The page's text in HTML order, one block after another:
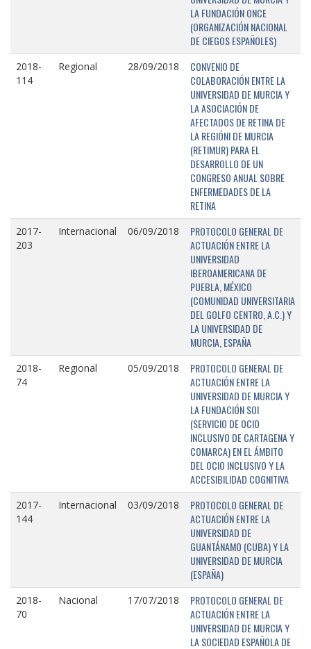
LA FUNDACIÓN ONCE
(ORGANIZACIÓN NACIONAL
DE CIEGOS ESPAÑOLES)
2018-
114
Regional 28/09/2018
CONVENIO DE
COLABORACIÓN ENTRE LA
UNIVERSIDAD DE MURCIA Y
LA ASOCIACIÓN DE
AFECTADOS DE RETINA DE
LA REGIÓNI DE MURCIA
(RETIMUR) PARA EL
DESARROLLO DE UN
CONGRESO ANUAL SOBRE
ENFERMEDADES DE LA
RETINA
2017-
203
Internacional 06/09/2018
PROTOCOLO GENERAL DE
ACTUACIÓN ENTRE LA
UNIVERSIDAD
IBEROAMERICANA DE
PUEBLA, MÉXICO
(COMUNIDAD UNIVERSITARIA
DEL GOLFO CENTRO, A.C.) Y
LA UNIVERSIDAD DE
MURCIA, ESPAÑA
2018-
74
Regional 05/09/2018
PROTOCOLO GENERAL DE
ACTUACIÓN ENTRE LA
UNIVERSIDAD DE MURCIA Y
LA FUNDACIÓN SOI
(SERVICIO DE OCIO
INCLUSIVO DE CARTAGENA Y
COMARCA) EN EL ÁMBITO
DEL OCIO INCLUSIVO Y LA
ACCESIBILIDAD COGNITIVA
2017-
144
Internacional 03/09/2018
PROTOCOLO GENERAL DE
ACTUACIÓN ENTRE LA
UNIVERSIDAD DE
GUANTÁNAMO (CUBA) Y LA
UNIVERSIDAD DE MURCIA
(ESPAÑA)
2018-
70
Nacional 17/07/2018
PROTOCOLO GENERAL DE
ACTUACIÓN ENTRE LA
UNIVERSIDAD DE MURCIA Y
LA SOCIEDAD ESPAÑOLA DE